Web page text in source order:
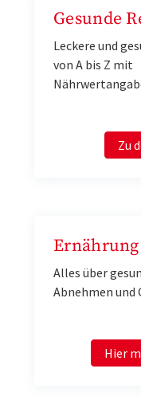
Gesunde
Leckere und
von A bis Z mit
Zu
Ernährung
Alles über
Abnehmen und
Hier